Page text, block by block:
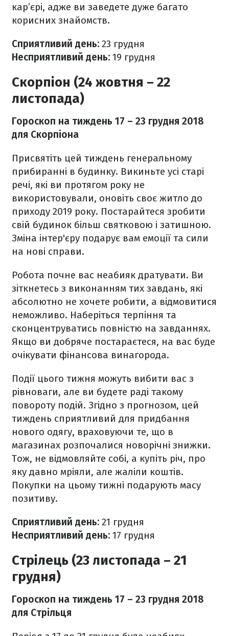
кар’єрі, адже ви заведете дуже багато
корисних знайомств.
Сприятливий день: 23 грудня
Несприятливий день: 19 грудня
Скорпіон (24 жовтня – 22
листопада)
Гороскоп на тиждень 17 – 23 грудня 2018
для Скорпіона
Присвятіть цей тиждень генеральному
прибиранні в будинку. Викиньте усі старі
речі, які ви протягом року не
використовували, оновіть своє житло до
приходу 2019 року. Постарайтеся зробити
свій будинок більш святковою і затишною.
Зміна інтер'єру подарує вам емоції та сили
на нові справи.
Робота почне вас неабияк дратувати. Ви
зіткнетесь з виконанням тих завдань, які
абсолютно не хочете робити, а відмовитися
неможливо. Наберіться терпіння та
сконцентруватись повністю на завданнях.
Якщо ви добряче постараєтеся, на вас буде
очікувати фінансова винагорода.
Події цього тижня можуть вибити вас з
рівноваги, але ви будете раді такому
повороту подій. Згідно з прогнозом, цей
тиждень сприятливий для придбання
нового одягу, враховуючи те, що в
магазинах розпочалися новорічні знижки.
Тож, не відмовляйте собі, а купіть річ, про
яку давно мріяли, але жаліли коштів.
Покупки на цьому тижні подарують масу
позитиву.
Сприятливий день: 21 грудня
Несприятливий день: 17 грудня
Стрілець (23 листопада – 21
грудня)
Гороскоп на тиждень 17 – 23 грудня 2018
для Стрільця